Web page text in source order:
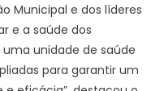
Municipal e dos líderes
e a saúde dos
unidade de saúde
para garantir um